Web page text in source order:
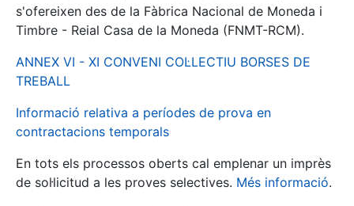
Mostra/Amaga
s'ofereixen des de la Fàbrica Nacional de Moneda i
Timbre - Reial Casa de la Moneda (FNMT-RCM).
ANNEX VI - XI CONVENI COL·LECTIU BORSES DE
TREBALL
Informació relativa a períodes de prova en
contractacions temporals
En tots els processos oberts cal emplenar un imprès
de sol·licitud a les proves selectives. Més informació.